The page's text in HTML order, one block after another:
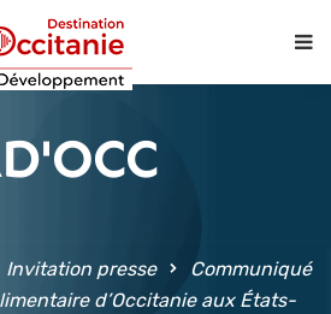
Invitation presse
Communiqué
d’Occitanie aux États-